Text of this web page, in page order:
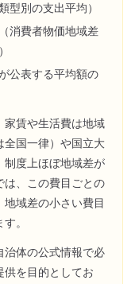
型別の支出平均）
消費者物価地域差
公表する平均額の
家賃や生活費は地域
全国一律）や国立大
制度上ほぼ地域差が
は、この費目ごとの
域差の小さい費目
。
治体の公式情報で必
を目的としてお